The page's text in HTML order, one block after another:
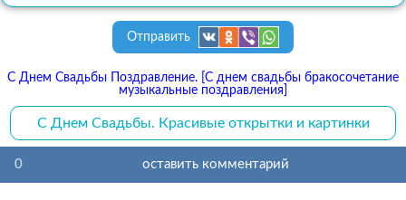
Отправить
С Днем Свадьбы Поздравление. [С днем свадьбы бракосочетание
музыкальные поздравления]
С Днем Свадьбы. Красивые открытки и картинки
0 оставить комментарий